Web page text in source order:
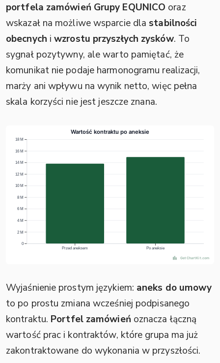
portfela zamówień Grupy EQUNICO oraz
wskazał na możliwe wsparcie dla stabilności
obecnych iwzrostu przyszłych zysków. To
sygnał pozytywny, ale warto pamiętać, że
komunikat nie podaje harmonogramu realizacji,
marży ani wpływu na wynik netto, więc pełna
skala korzyści nie jest jeszcze znana.
Wyjaśnienie prostym językiem: aneks do umowy
to po prostu zmiana wcześniej podpisanego
kontraktu. Portfel zamówień oznacza łączną
wartość prac i kontraktów, które grupa ma już
zakontraktowane do wykonania w przyszłości.